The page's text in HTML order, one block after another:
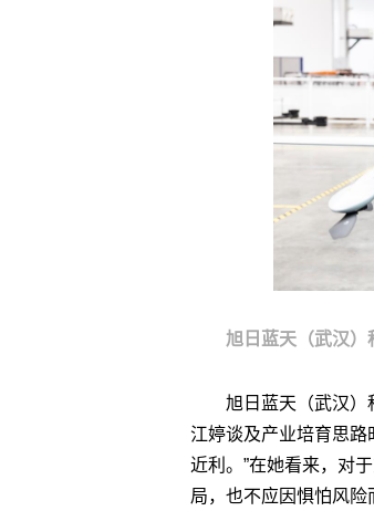
旭日蓝天（武汉
旭日蓝天（武汉）
江婷谈及产业培育思路
近利。”在她看来，对
局，也不应因惧怕风